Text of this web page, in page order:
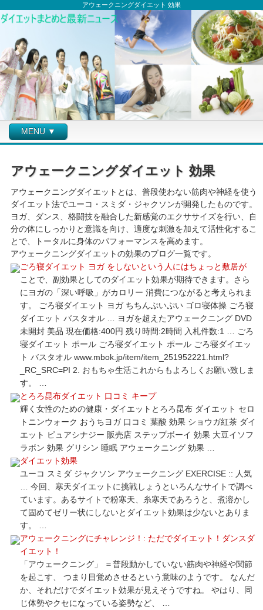
アウェークニングダイエット 効果
MENU ▼
アウェークニングダイエット 効果
アウェークニングダイエットとは、普段使わない筋肉や神経を使う
ダイエット法でユーコ・スミダ・ジャクソンが開発したものです。
ヨガ、ダンス、格闘技を融合した新感覚のエクササイズを行い、自
分の体にしっかりと意識を向け、適度な刺激を加えて活性化するこ
とで、トータルに身体のパフォーマンスを高めます。
アウェークニングダイエットの効果のブログ一覧です。
ごろ寝ダイエット ヨガ をしないという人にはちょっと敷居が
ことで、副効果としてのダイエット効果が期待できます。さら
にヨガの「深い呼吸」がカロリー 消費につながると考えられま
す。 ごろ寝ダイエット ヨガ ちちんぷいぷい ゴロ寝体操 ごろ寝
ダイエット バスタオル … ヨガを超えたアウェークニング DVD
未開封 美品 現在価格:400円 残り時間:2時間 入札件数:1 … ごろ
寝ダイエット ポール ごろ寝ダイエット ポール ごろ寝ダイエッ
ト バスタオル www.mbok.jp/item/item_251952221.html?
_RC_SRC=PI 2. おもちゃ生活これからもよろしくお願い致しま
す。 …
とろろ昆布ダイエット 口コミ キープ
輝く女性のための健康・ダイエットとろろ昆布 ダイエット セロ
トニンウォーク おうちヨガ 口コミ 葉酸 効果 ショウガ紅茶 ダイ
エット ピュアシナジー 販売店 ステップボーイ 効果 大豆イソフ
ラボン 効果 グリシン 睡眠 アウェークニング 効果 …
ダイエット効果
ユーコ スミダ ジャクソン アウェークニング EXERCISE :: 人気
… 今回、寒天ダイエットに挑戦しょうといろんなサイトで調べ
ています。あるサイトで粉寒天、糸寒天であろうと、煮溶かし
て固めてゼリー状にしないとダイエット効果は少ないとありま
す。 …
アウェークニングにチャレンジ！: ただでダイエット！ダンスダ
イエット！
「アウェークニング」 ＝普段動かしていない筋肉や神経や関節
を起こす、 つまり目覚めさせるという意味のようです。 なんだ
か、それだけでダイエット効果が見えそうですね。 やはり、同
じ体勢やクセになっている姿勢など、 …